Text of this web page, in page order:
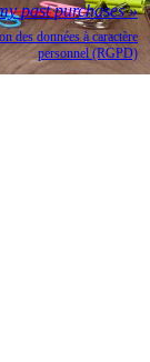
past purchases »
des données à caractère
personnel (RGPD)